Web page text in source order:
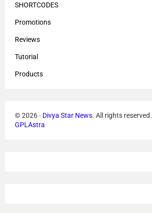
SHORTCODES
Promotions
Reviews
Tutorial
Products
©2026 ‧ Divya Star News. All rights reserved.
GPLAstra